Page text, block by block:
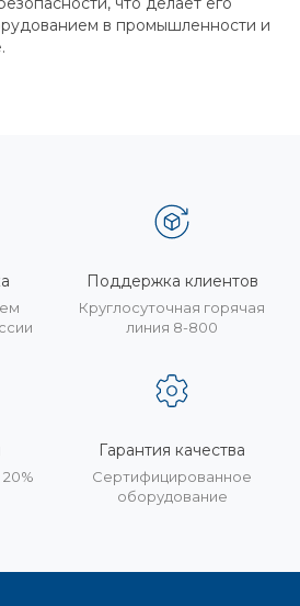
в промышленности и
Поддержка клиентов
Круглосуточная горячая
линия 8-800
Гарантия качества
Сертифицированное
оборудование